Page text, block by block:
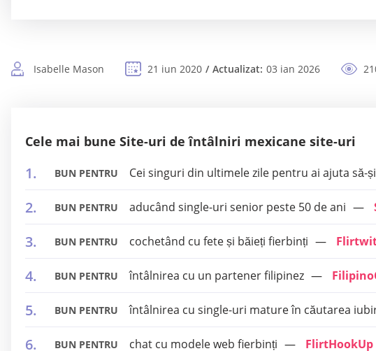
Isabelle Mason 21 iun 2020 Actualizat: 03 ian 2026
Cele mai bune Site-uri de întâlniri mexicane site-uri
BUN PENTRU Cei singuri din ultimele zile pentru ai ajuta să-
BUN PENTRU aducând single-uri senior peste 50 de ani
BUN PENTRU cochetând cu fete și băieți fierbinți
BUN PENTRU întâlnirea cu un partener filipinez
BUN PENTRU întâlnirea cu single-uri mature în căutarea
BUN PENTRU chat cu modele web fierbinți FlirtHookUp